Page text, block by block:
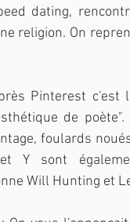
dating,
religion. On
Pinterest c'est
de
foulards
Y sont
Will Hunting et